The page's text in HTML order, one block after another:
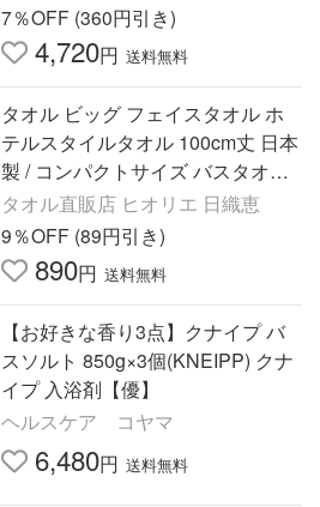
7％OFF (360円引き)
4,720円 送料無料
タオル ビッグ フェイスタオル ホ
テルスタイルタオル 100cm丈 日本
製 / コンパクトサイズ バスタオル
泉州タオル セール 日用品 サタプ
ラ 圧縮 送料無料
タオル直販店 ヒオリエ 日織恵
9％OFF (89円引き)
890円 送料無料
【お好きな香り3点】クナイプ バ
スソルト 850g×3個(KNEIPP) クナ
イプ 入浴剤【優】
ヘルスケア コヤマ
6,480円 送料無料